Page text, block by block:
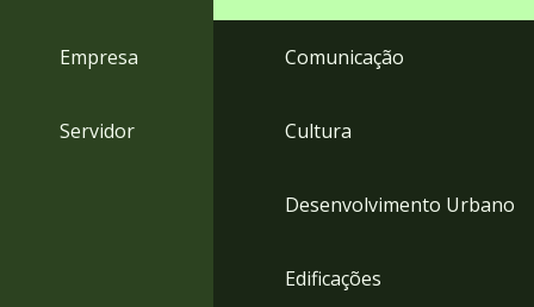
Empresa
Servidor
Comunicação
Cultura
Desenvolvimento Urbano
Edificações